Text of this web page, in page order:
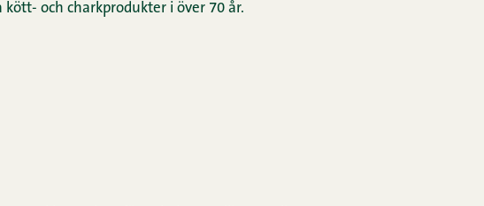
och charkprodukter i över 70 år.